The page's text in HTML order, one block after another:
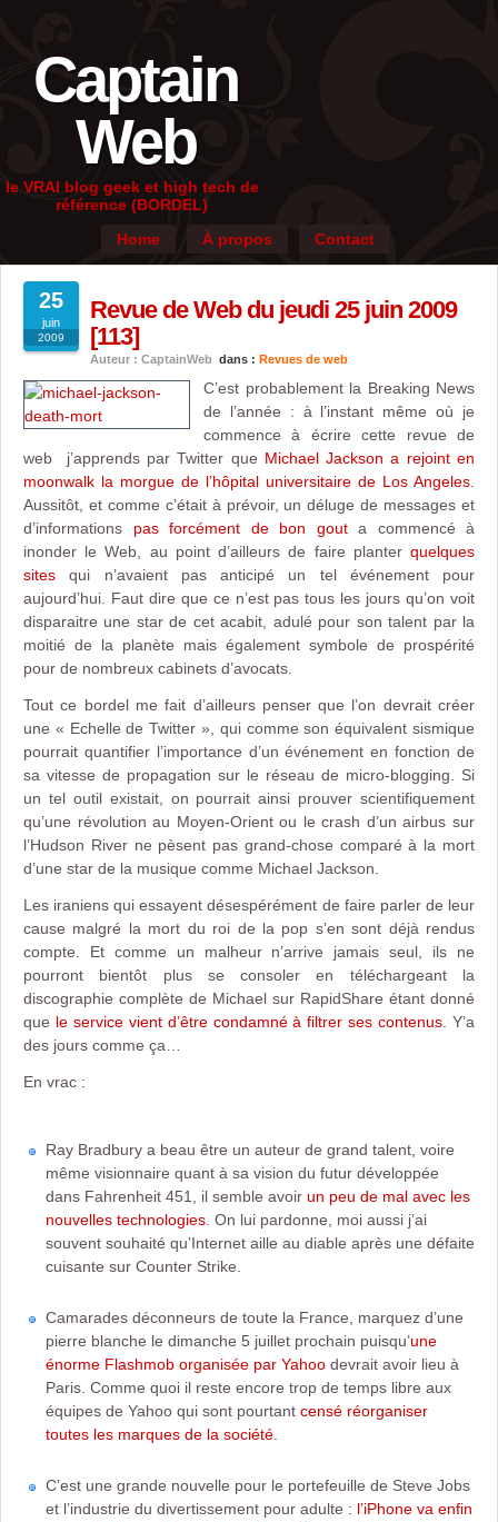
Captain
Web
le VRAI blog geek et high tech de
référence (BORDEL)
Home
À propos Contact
25
juin
2009
Revue de Web du jeudi 25 juin 2009
[113]
Auteur : CaptainWeb dans : Revues de web
C’est probablement la Breaking News
de l’année : à l’instant même où je
commence à écrire cette revue de
web j’apprends par Twitter que Michael Jackson a rejoint en
moonwalk la morgue de l’hôpital universitaire de Los Angeles
Aussitôt, et comme c’était à prévoir, un déluge de messages et
d’informations pas forcément de bon gouta commencé à
inonder le Web, au point d’ailleurs de faire planter quelques
sites qui n’avaient pas anticipé un tel événement pour
aujourd’hui. Faut dire que ce n’est pas tous les jours qu’on voit
disparaitre une star de cet acabit, adulé pour son talent par la
moitié de la planète mais également symbole de prospérité
pour de nombreux cabinets d’avocats.
Tout ce bordel me fait d’ailleurs penser que l’on devrait créer
une « Echelle de Twitter », qui comme son équivalent sismique
pourrait quantifier l’importance d’un événement en fonction de
sa vitesse de propagation sur le réseau de micro-blogging. Si
un tel outil existait, on pourrait ainsi prouver scientifiquement
qu’une révolution au Moyen-Orient ou le crash d’un airbus sur
l’Hudson River ne pèsent pas grand-chose comparé à la mort
d’une star de la musique comme Michael Jackson.
Les iraniens qui essayent désespérément de faire parler de leur
cause malgré la mort du roi de la pop s’en sont déjà rendus
compte. Et comme un malheur n’arrive jamais seul, ils ne
pourront bientôt plus se consoler en téléchargeant la
discographie complète de Michael sur RapidShare étant donné
que le service vient d’être condamné à filtrer ses contenus . Y’a
des jours comme ça…
En vrac :
Ray Bradbury a beau être un auteur de grand talent, voire
même visionnaire quant à sa vision du futur développée
dans Fahrenheit 451, il semble avoir un peu de mal avec les
nouvelles technologies . On lui pardonne, moi aussi j’ai
souvent souhaité qu’Internet aille au diable après une défaite
cuisante sur Counter Strike.
Camarades déconneurs de toute la France, marquez d’une
pierre blanche le dimanche 5 juillet prochain puisqu’une
énorme Flashmob organisée par Yahoo devrait avoir lieu à
Paris. Comme quoi il reste encore trop de temps libre aux
équipes de Yahoo qui sont pourtant censé réorganiser
toutes les marques de la société
C’est une grande nouvelle pour le portefeuille de Steve Jobs
et l’industrie du divertissement pour adulte : l’iPhone va enfin